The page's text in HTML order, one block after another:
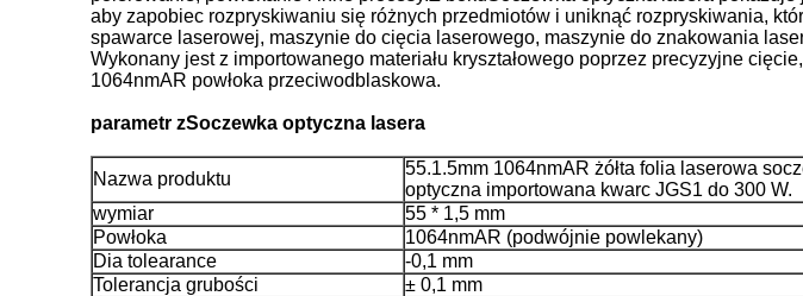
aby zapobiec rozpryskiwaniu się różnych przedmiotów i uniknąć rozpryskiwania,
spawarce laserowej, maszynie do cięcia laserowego, maszynie do znakowania
Wykonany jest z importowanego materiału kryształowego poprzez precyzyjne
1064nmAR powłoka przeciwodblaskowa.
parametr zSoczewka optyczna lasera
Nazwa produktu
55.1.5mm 1064nmAR żółta folia laserowa
optyczna importowana kwarc JGS1 do 300 W.
wymiar
55 * 1,5 mm
Powłoka
1064nmAR (podwójnie powlekany)
Dia tolearance
-0,1 mm
Tolerancja grubości
± 0,1 mm